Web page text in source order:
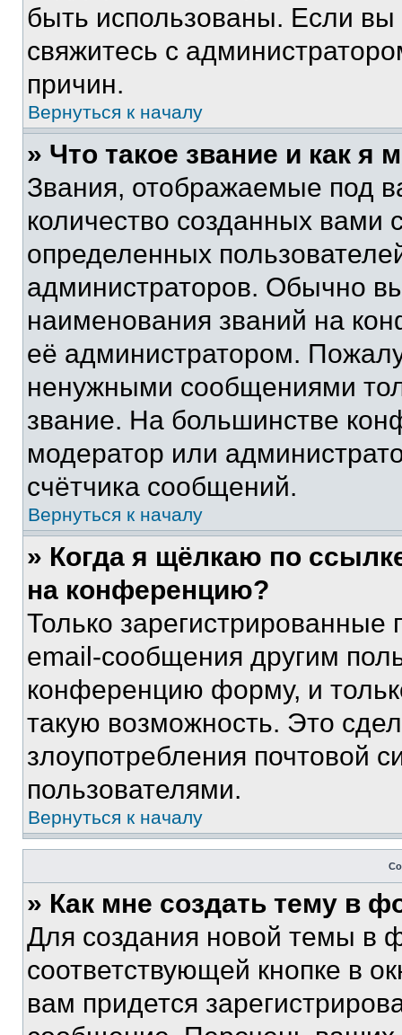
быть использованы. Если
свяжитесь с
причин.
Вернуться к началу
» Что такое звание и как я
Звания, отображаемые под
количество созданных
определенных
администраторов. Обычно
наименования званий на
её администратором.
ненужными сообщениями
звание. На большинстве
модератор или
счётчика сообщений.
Вернуться к началу
» Когда я щёлкаю по
на конференцию?
Только зарегистрированные
email-сообщения другим
конференцию форму, и
такую возможность. Это
злоупотребления почтовой
пользователями.
Вернуться к началу
» Как мне создать тему в
Для создания новой темы в
соответствующей кнопке в
вам придется